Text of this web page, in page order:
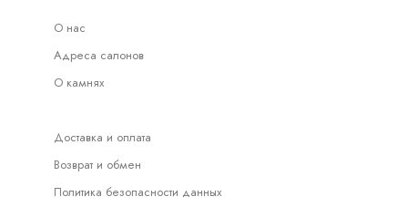
О нас
Адреса салонов
О камнях
Доставка и оплата
Возврат и обмен
Политика безопасности данных